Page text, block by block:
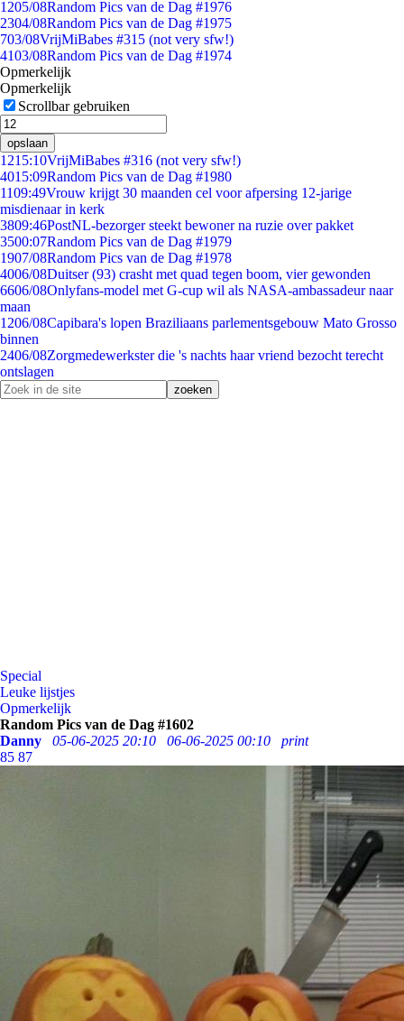
1205/08Random Pics van de Dag #1976
2304/08Random Pics van de Dag #1975
703/08VrijMiBabes #315 (not very sfw!)
4103/08Random Pics van de Dag #1974
Opmerkelijk
Opmerkelijk
Scrollbar gebruiken
opslaan
1215:10VrijMiBabes #316 (not very sfw!)
4015:09Random Pics van de Dag #1980
1109:49Vrouw krijgt 30 maanden cel voor afpersing 12-jarige
misdienaar in kerk
3809:46PostNL-bezorger steekt bewoner na ruzie over pakket
3500:07Random Pics van de Dag #1979
1907/08Random Pics van de Dag #1978
4006/08Duitser (93) crasht met quad tegen boom, vier gewonden
6606/08Onlyfans-model met G-cup wil als NASA-ambassadeur naar
maan
1206/08Capibara's lopen Braziliaans parlementsgebouw Mato Grosso
binnen
2406/08Zorgmedewerkster die 's nachts haar vriend bezocht terecht
ontslagen
Special
Leuke lijstjes
Opmerkelijk
Random Pics van de Dag #1602
Danny
05-06-2025 20:10 06-06-2025 00:10
print
85 87